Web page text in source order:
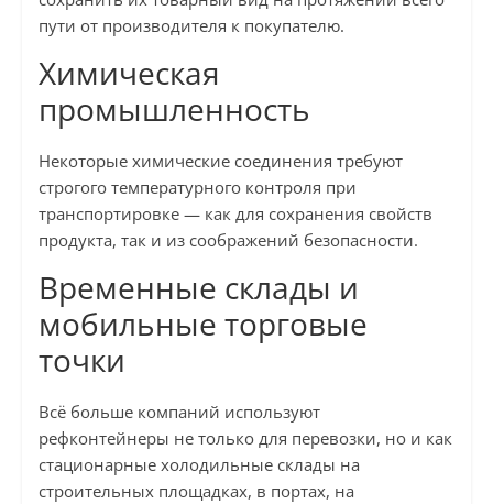
пути от производителя к покупателю.
Химическая
промышленность
Некоторые химические соединения требуют
строгого температурного контроля при
транспортировке — как для сохранения свойств
продукта, так и из соображений безопасности.
Временные склады и
мобильные торговые
точки
Всё больше компаний используют
рефконтейнеры не только для перевозки, но и как
стационарные холодильные склады на
строительных площадках, в портах, на